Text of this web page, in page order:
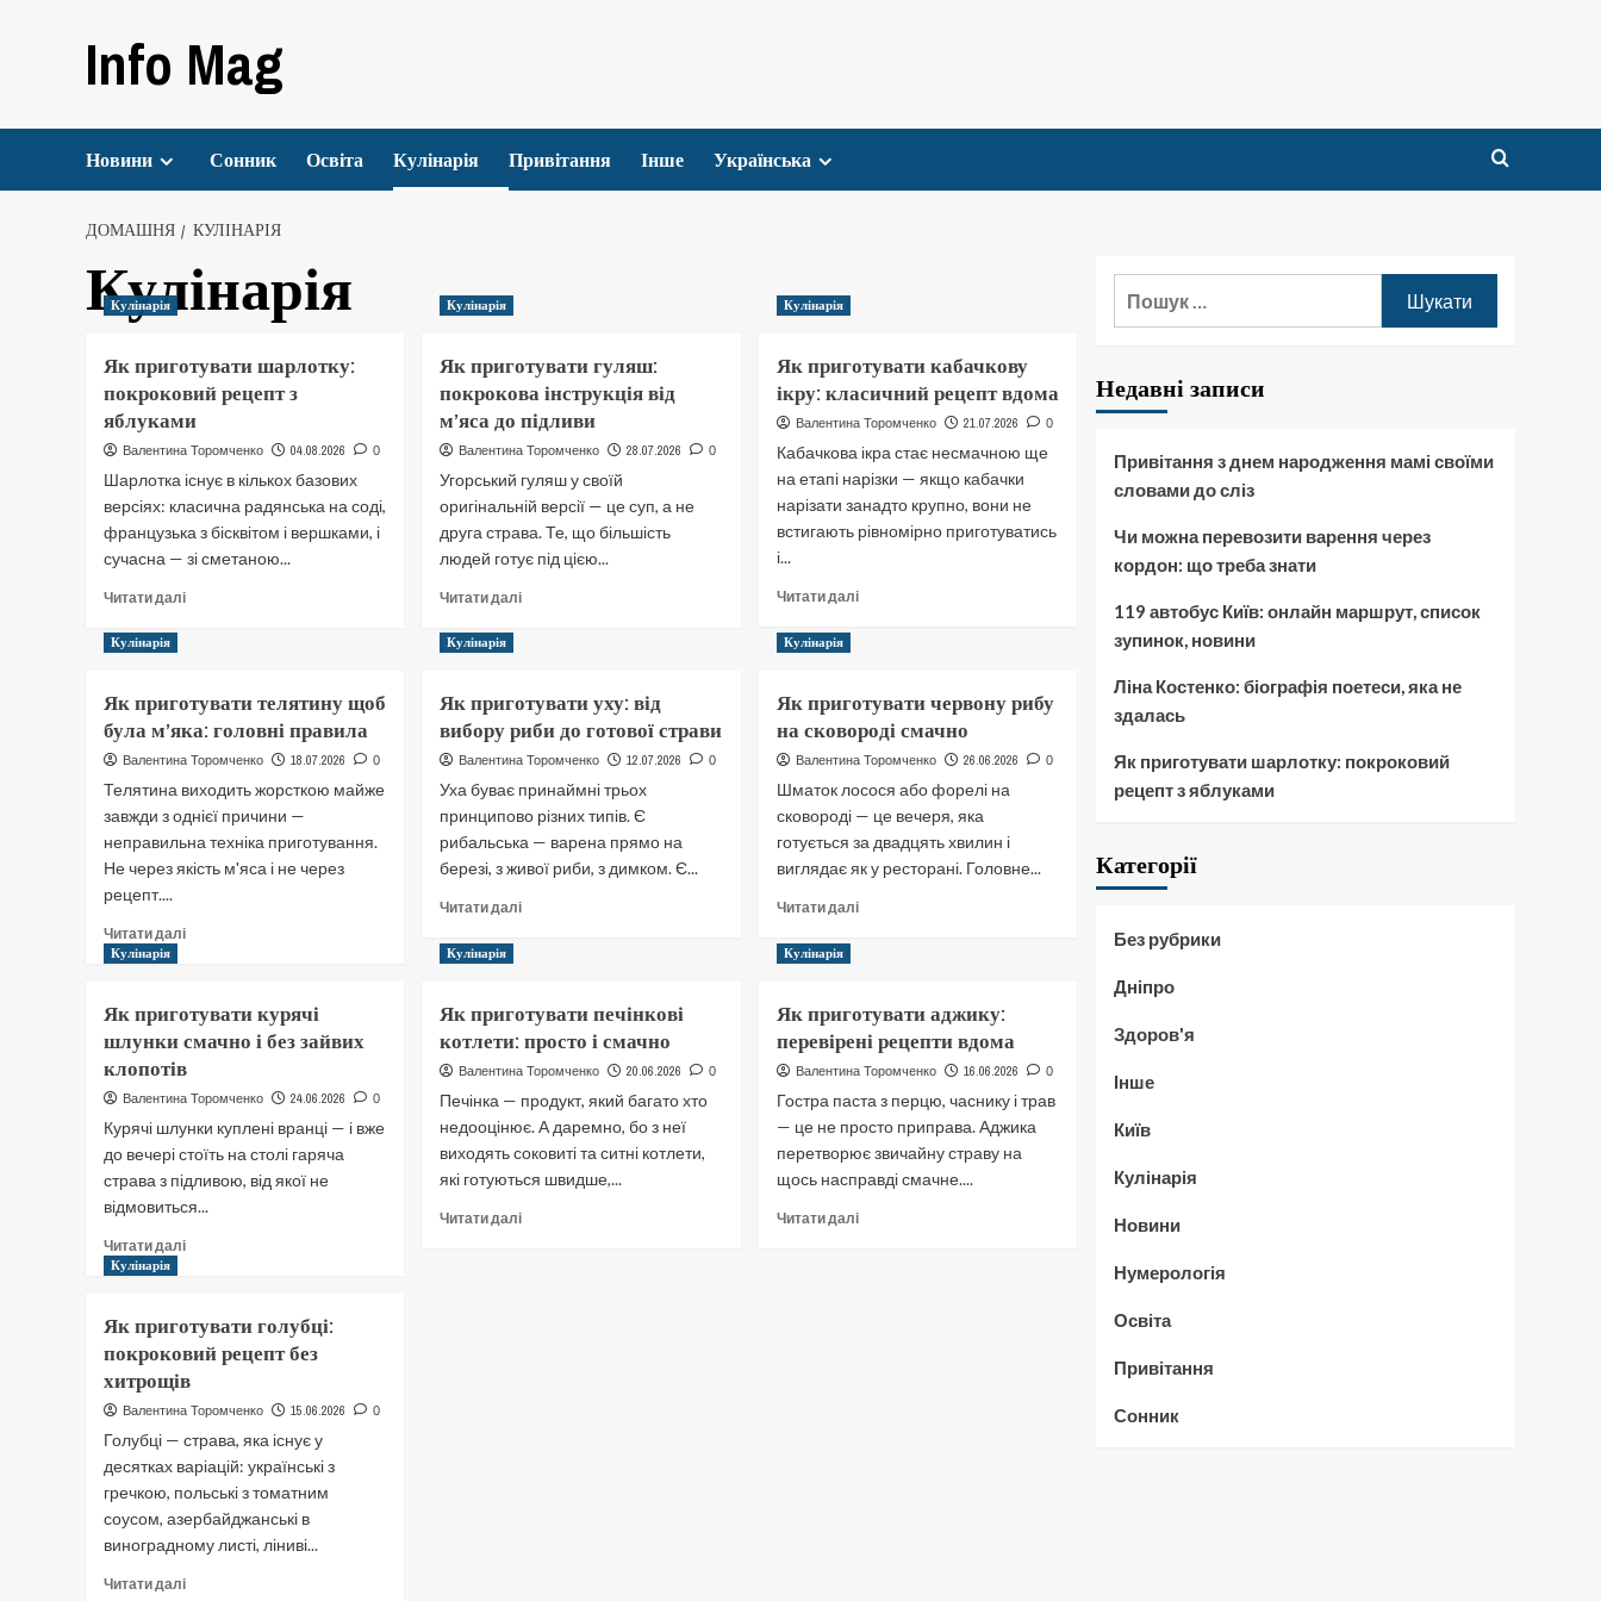
Info Mag
Новини Сонник Освіта Кулінарія Привітання Інше Українська
ДОМАШНЯ КУЛІНАРІЯ
Кулінарія
Кулінарія
Як приготувати шарлотку:
покроковий рецепт з
яблуками
Валентина Торомченко 04.08.2026 0
Шарлотка існує в кількох базових
версіях: класична радянська на соді,
французька з бісквітом і вершками, і
сучасна — зі сметаною...
Читати даліДокладніше
покроковий
рецепт
з
Кулінарія
Як приготувати гуляш:
покрокова інструкція від
м’яса до підливи
Валентина Торомченко 28.07.2026 0
Угорський гуляш у своїй
оригінальній версії — це суп, а не
друга страва. Те, що більшість
людей готує під цією...
Читати даліДокладніше
покрокова
інструкція
від
до
підливи
Кулінарія
Як приготувати кабачкову
ікру: класичний рецепт вдома
Валентина Торомченко 21.07.2026 0
Кабачкова ікра стає несмачною ще
на етапі нарізки — якщо кабачки
нарізати занадто крупно, вони не
встигають рівномірно приготуватись
і...
Читати даліДокладніше
ікру:
класичний
рецепт
Кулінарія
Як приготувати телятину щоб
була м’яка: головні правила
Валентина Торомченко 18.07.2026 0
Телятина виходить жорсткою майже
завжди з однієї причини —
неправильна техніка приготування.
Не через якість м'яса і не через
рецепт....
Читати даліДокладніше
телятину
щоб
була
головні
правила
Кулінарія
Як приготувати уху: від
вибору риби до готової страви
Валентина Торомченко 12.07.2026 0
Уха буває принаймні трьох
принципово різних типів. Є
рибальська — варена прямо на
березі, з живої риби, з димком. Є...
Читати даліДокладніше
від
вибору
риби
готової
страви
Кулінарія
Як приготувати червону рибу
на сковороді смачно
Валентина Торомченко 26.06.2026 0
Шматок лосося або форелі на
сковороді — це вечеря, яка
готується за двадцять хвилин і
виглядає як у ресторані. Головне...
Читати даліДокладніше
рибу
на
сковороді
Кулінарія
Як приготувати курячі
шлунки смачно і без зайвих
клопотів
Валентина Торомченко 24.06.2026 0
Курячі шлунки куплені вранці — і вже
до вечері стоїть на столі гаряча
страва з підливою, від якої не
відмовиться...
Читати даліДокладніше
курячі
шлунки
смачно
без
зайвих
клопотів
Кулінарія
Як приготувати печінкові
котлети: просто і смачно
Валентина Торомченко 20.06.2026 0
Печінка — продукт, який багато хто
недооцінює. А даремно, бо з неї
виходять соковиті та ситні котлети,
які готуються швидше,...
Читати даліДокладніше
Кулінарія
Як приготувати аджику:
перевірені рецепти вдома
Валентина Торомченко 16.06.2026 0
Гостра паста з перцю, часнику і трав
— це не просто приправа. Аджика
перетворює звичайну страву на
щось насправді смачне....
Читати даліДокладніше
Кулінарія
Як приготувати голубці:
покроковий рецепт без
хитрощів
Валентина Торомченко 15.06.2026 0
Голубці — страва, яка існує у
десятках варіацій: українські з
гречкою, польські з томатним
соусом, азербайджанські в
виноградному листі, ліниві...
Читати даліДокладніше
Недавні записи
Привітання з днем народження мамі своїми
словами до сліз
Чи можна перевозити варення через
кордон: що треба знати
119 автобус Київ: онлайн маршрут, список
зупинок, новини
Ліна Костенко: біографія поетеси, яка не
здалась
Як приготувати шарлотку: покроковий
рецепт з яблуками
Категорії
Без рубрики
Дніпро
Здоров'я
Інше
Київ
Кулінарія
Новини
Нумерологія
Освіта
Привітання
Сонник